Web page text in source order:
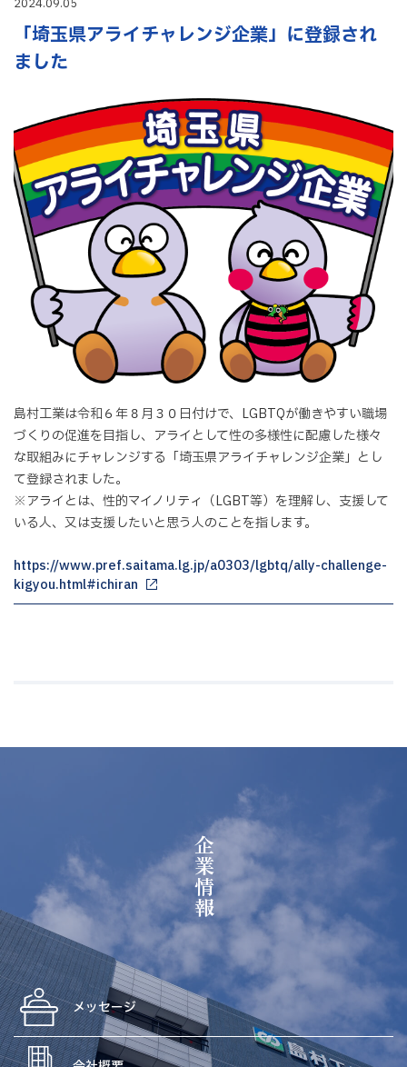
2024.09.05
「埼玉県アライチャレンジ企業」に登録され
ました
島村工業は令和６年８月３０日付けで、LGBTQが働きやすい職場
づくりの促進を目指し、アライとして性の多様性に配慮した様々
な取組みにチャレンジする「埼玉県アライチャレンジ企業」とし
て登録されました。
※アライとは、性的マイノリティ（LGBT等）を理解し、支援して
いる人、又は支援したいと思う人のことを指します。
https://www.pref.saitama.lg.jp/a0303/lgbtq/ally-challenge-
kigyou.html#ichiran
企業情報
メッセージ